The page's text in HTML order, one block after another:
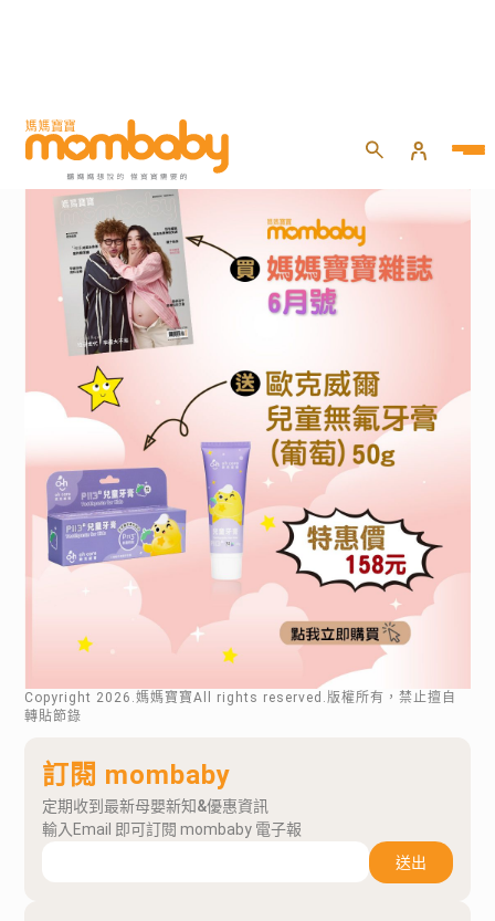
Copyright 2026 .媽媽寶寶All rights reserved.版權所有，禁止擅自
轉貼節錄
訂閱 mombaby
定期收到最新母嬰新知&優惠資訊
輸入Email 即可訂閱 mombaby 電子報
送出